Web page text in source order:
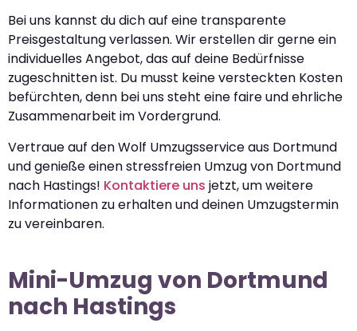
Bei uns kannst du dich auf eine transparente
Preisgestaltung verlassen. Wir erstellen dir gerne ein
individuelles Angebot, das auf deine Bedürfnisse
zugeschnitten ist. Du musst keine versteckten Kosten
befürchten, denn bei uns steht eine faire und ehrliche
Zusammenarbeit im Vordergrund.
Vertraue auf den Wolf Umzugsservice aus Dortmund
und genieße einen stressfreien Umzug von Dortmund
nach Hastings! Kontaktiere uns jetzt, um weitere
Informationen zu erhalten und deinen Umzugstermin
zu vereinbaren.
Mini-Umzug von Dortmund
nach Hastings